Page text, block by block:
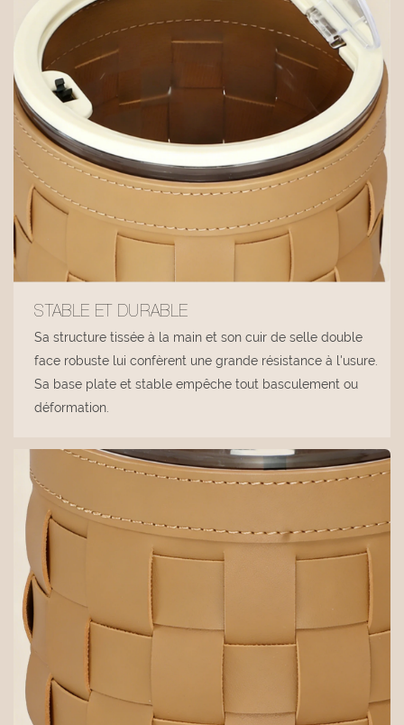
STABLE ET DURABLE
Sa structure tissée à la main et son cuir de selle double
face robuste lui confèrent une grande résistance à l'usure.
Sa base plate et stable empêche tout basculement ou
déformation.